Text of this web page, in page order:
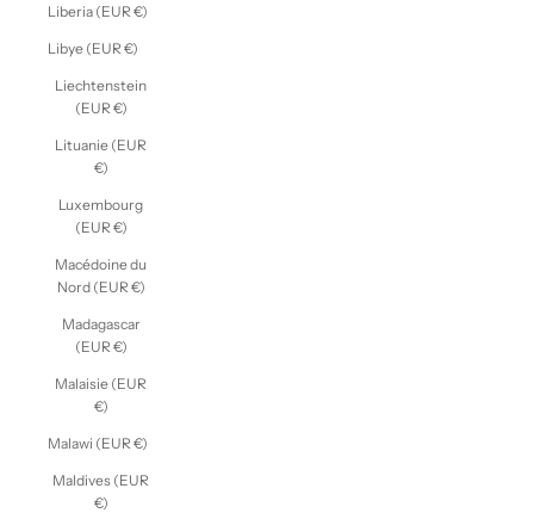
Liberia (EUR €)
Libye (EUR €)
Liechtenstein
(EUR €)
Lituanie (EUR
€)
Luxembourg
(EUR €)
Macédoine du
Nord (EUR €)
Madagascar
(EUR €)
Malaisie (EUR
€)
Malawi (EUR €)
Maldives (EUR
€)